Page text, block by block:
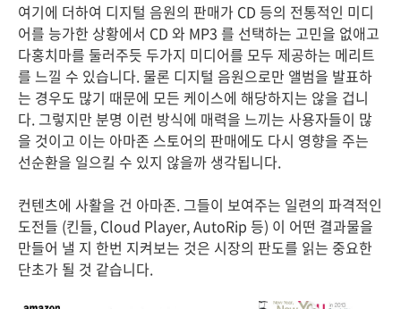
여기에 더하여 디지털 음원의 판매가 CD 등의 전통적인 미디
어를 능가한 상황에서 CD 와 MP3 를 선택하는 고민을 없애고
다홍치마를 둘러주듯 두가지 미디어를 모두 제공하는 메리트
를 느낄 수 있습니다. 물론 디지털 음원으로만 앨범을 발표하
는 경우도 많기 때문에 모든 케이스에 해당하지는 않을 겁니
다. 그렇지만 분명 이런 방식에 매력을 느끼는 사용자들이 많
을 것이고 이는 아마존 스토어의 판매에도 다시 영향을 주는
선순환을 일으킬 수 있지 않을까 생각됩니다.
컨텐츠에 사활을 건 아마존. 그들이 보여주는 일련의 파격적인
도전들 (킨들, Cloud Player, AutoRip 등) 이 어떤 결과물을
만들어 낼 지 한번 지켜보는 것은 시장의 판도를 읽는 중요한
단초가 될 것 같습니다.